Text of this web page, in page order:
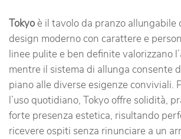
Tokyoè il tavolo da pranzo allungabile
design moderno con carattere e
linee pulite e ben definite valorizzano
mentre il sistema di allunga consente
piano alle diverse esigenze conviviali.
l’uso quotidiano, Tokyo offre solidità,
forte presenza estetica, risultando
ricevere ospiti senza rinunciare a un